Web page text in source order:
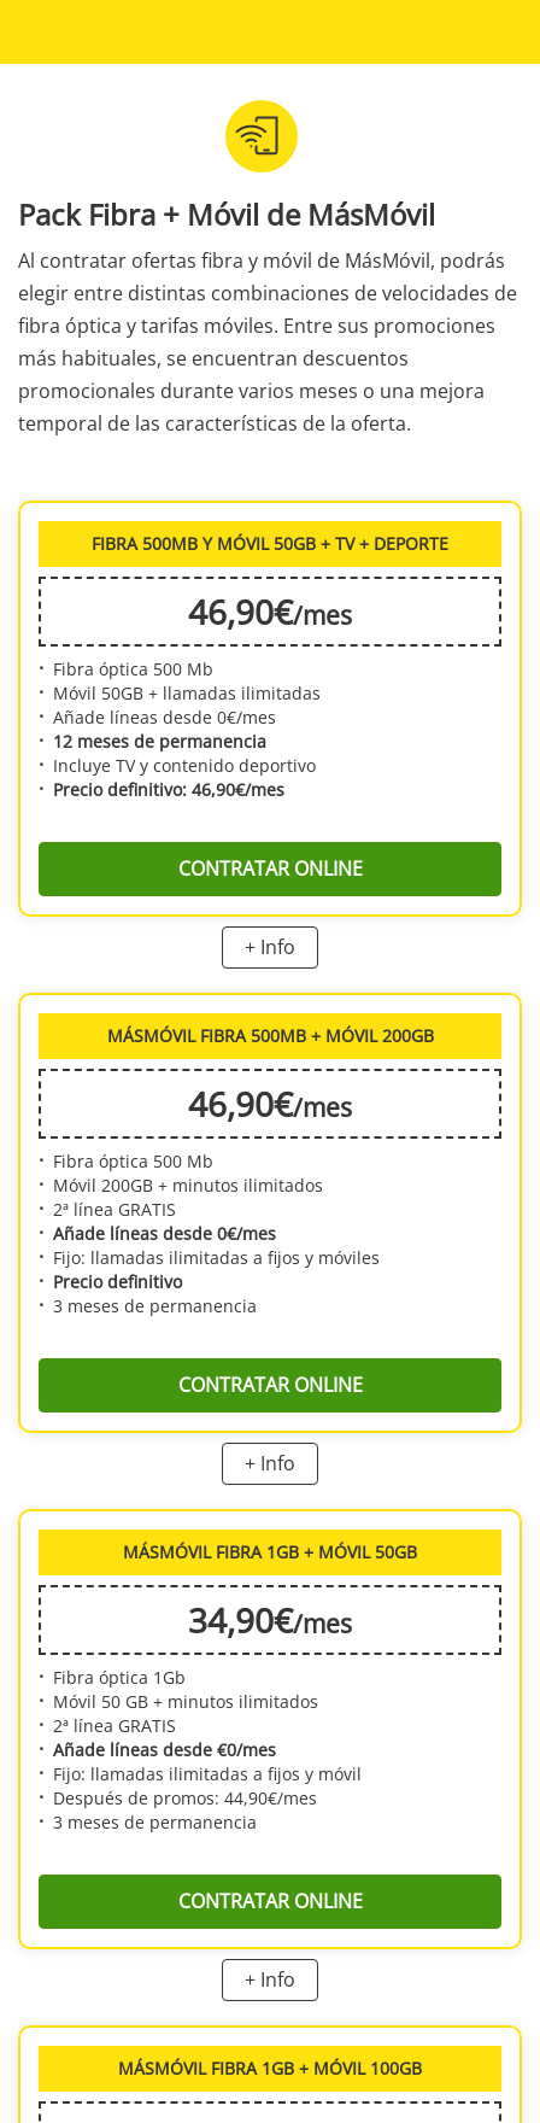
Pack Fibra + Móvil de MásMóvil
Al contratar ofertas fibra y móvil de MásMóvil, podrás
elegir entre distintas combinaciones de velocidades de
fibra óptica y tarifas móviles. Entre sus promociones
más habituales, se encuentran descuentos
promocionales durante varios meses o una mejora
temporal de las características de la oferta.
FIBRA 500MB Y MÓVIL 50GB + TV + DEPORTE
46,90€/mes
Fibra óptica 500 Mb
Móvil 50GB + llamadas ilimitadas
Añade líneas desde 0€/mes
12 meses de permanencia
Incluye TV y contenido deportivo
Precio definitivo: 46,90€/mes
CONTRATAR ONLINE
te ofrece una conexión rápida y estable con fibra óptica de 500 Mb, junto a
una línea móvil con 50GB de datos y llamadas ilimitadas para que estés
siempre conectado. Además, disfruta de TV y contenido deportivo incluidos
en la oferta. Todo esto por solo 46,90€/mes con 3 meses de permanencia.
La instalación y envío son gratuitos.
+ Info
MÁSMÓVIL FIBRA 500MB + MÓVIL 200GB
46,90€/mes
Fibra óptica 500 Mb
Móvil 200GB + minutos ilimitados
2ª línea GRATIS
Añade líneas desde 0€/mes
Fijo: llamadas ilimitadas a fijos y móviles
Precio definitivo
3 meses de permanencia
CONTRATAR ONLINE
MásMóvil Fibra 500 Mb + Móvil 200GBte permitirá contar con una
conexión a Internet de calidad y garantías. Y todo a un precio
verdaderamente económico. Además, podrás contar con una línea móvil
con 200 GB de datos cada mes y con llamadas ilimitadas. Esta tarifa
incluye router WiFi, instalación y gastos de envío gratis al solicitar online tu
tarifa. Si lo deseas, podrás contratar un terminal móvil a plazos a un precio
muy exclusivo. Desde él podrás disfrutar con todos los minutos ilimitados y
gigas que te ofrece esta tarifa.
+ Info
MÁSMÓVIL FIBRA 1GB + MÓVIL 50GB
34,90€/mes
Fibra óptica 1Gb
Móvil 50 GB + minutos ilimitados
2ª línea GRATIS
Añade líneas desde €0/mes
Fijo: llamadas ilimitadas a fijos y móvil
Después de promos: 44,90€/mes
3 meses de permanencia
CONTRATAR ONLINE
Consigue unas de las ofertas más completas de MásMóvil:
simétrica 1 Gb a precio de 500 Mb. Tendrás acceso a la fibra óptica
simétrica de alta velocidad, con 1 Gb tanto de bajada como de subida.
Además, la tarifa móvil tiene llamadas ilimitadas y 50 GB para navegar
desde el teléfono.
+ Info
MÁSMÓVIL FIBRA 1GB + MÓVIL 100GB